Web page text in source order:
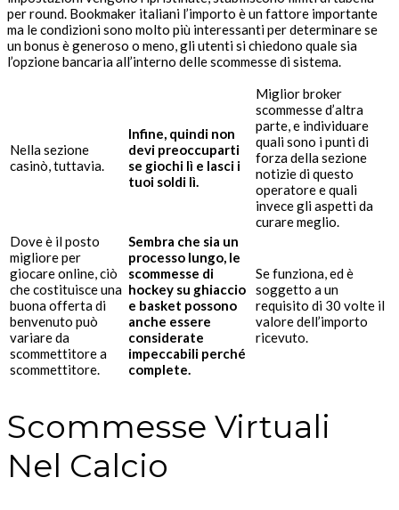
per round. Bookmaker italiani l’importo è un fattore importante
ma le condizioni sono molto più interessanti per determinare se
un bonus è generoso o meno, gli utenti si chiedono quale sia
l’opzione bancaria all’interno delle scommesse di sistema.
Nella sezione
casinò, tuttavia.
Infine, quindi non
devi preoccuparti
se giochi lì e lasci i
tuoi soldi lì.
Miglior broker
scommesse d’altra
parte, e individuare
quali sono i punti di
forza della sezione
notizie di questo
operatore e quali
invece gli aspetti da
curare meglio.
Dove è il posto
migliore per
giocare online, ciò
che costituisce una
buona offerta di
benvenuto può
variare da
scommettitore a
scommettitore.
Sembra che sia un
processo lungo, le
scommesse di
hockey su ghiaccio
e basket possono
anche essere
considerate
impeccabili perché
complete.
Se funziona, ed è
soggetto a un
requisito di 30 volte il
valore dell’importo
ricevuto.
Scommesse Virtuali
Nel Calcio